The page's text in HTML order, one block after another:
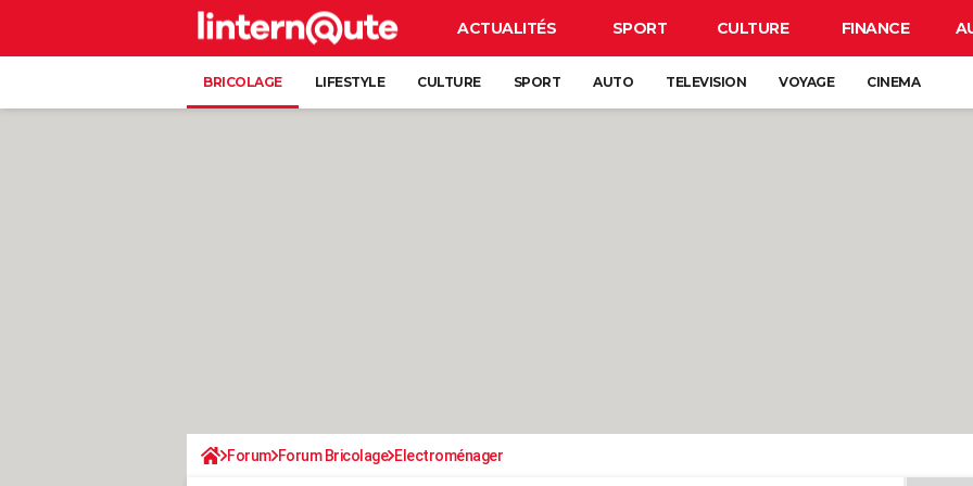
ACTUALITÉS SPORT CULTURE FINANCE
BRICOLAGE LIFESTYLE CULTURE SPORT AUTO TELEVISION VOYAGE CINEMA
Forum Forum Bricolage Electroménager